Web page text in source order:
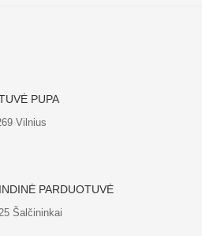
PUPA
Vilnius
PARDUOTUVĖ
Šalčininkai